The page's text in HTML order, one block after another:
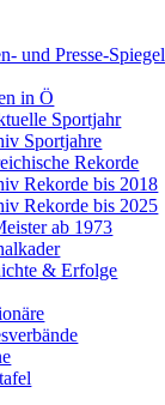
und Presse-Spiegel
in Ö
Sportjahr
Sportjahre
Rekorde
Rekorde bis 2018
Rekorde bis 2025
ab 1973
& Erfolge